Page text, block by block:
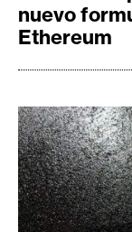
N
o
a
d
e
P
r
e
nuevo
Ethereum